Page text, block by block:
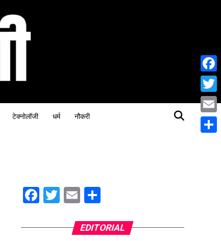
टेक्नोलॉजी धर्म नौकरी
Facebook
Twitter
Email
EDITORIAL
Email